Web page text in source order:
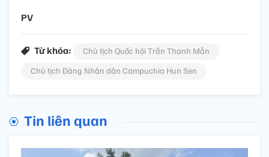
PV
Từ khóa:
Chủ tịch Quốc hội Trần Thanh Mẫn
Chủ tịch Đảng Nhân dân Campuchia Hun Sen
Tin liên quan